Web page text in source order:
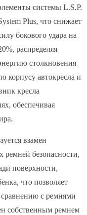
системы L.S.P.
Plus, что снижает
бокового удара на
распределяя
столкновения
корпусу автокресла и
кресла
обеспечивая
взамен
безопасности,
поверхности,
что позволяет
с ремнями
собственным ремнем